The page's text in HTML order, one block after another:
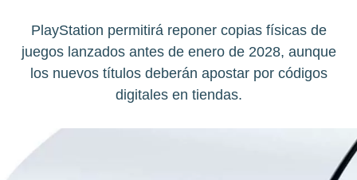
PlayStation permitirá reponer copias físicas de
juegos lanzados antes de enero de 2028, aunque
los nuevos títulos deberán apostar por códigos
digitales en tiendas.